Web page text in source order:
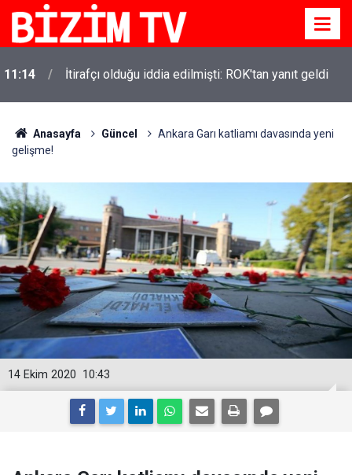
11:14 İtirafçı olduğu iddia edilmişti: ROK'tan yanıt geldi
Anasayfa Güncel
Ankara Garı katliamı davasında yeni
gelişme!
10:43
14 Ekim 2020